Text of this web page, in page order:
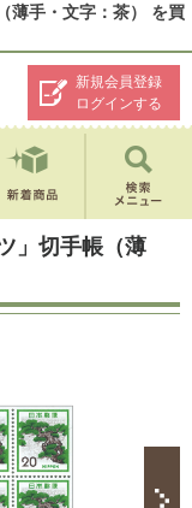
薄手・文字：茶） を買
新規会員登録
ログインする
」切手帳（薄